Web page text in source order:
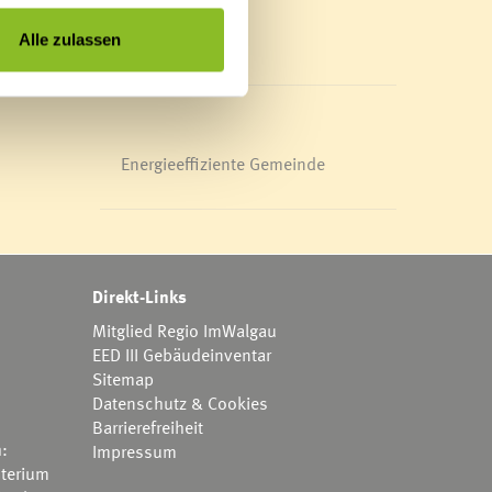
Alle zulassen
Mediathek
Energieeffiziente Gemeinde
Direkt-Links
Mitglied Regio ImWalgau
EED III Gebäudeinventar
Sitemap
Datenschutz & Cookies
Barrierefreiheit
Impressum